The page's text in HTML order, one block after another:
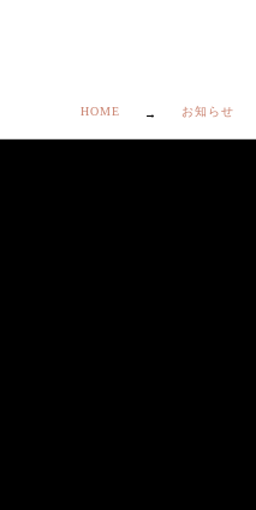
HOME お知らせ